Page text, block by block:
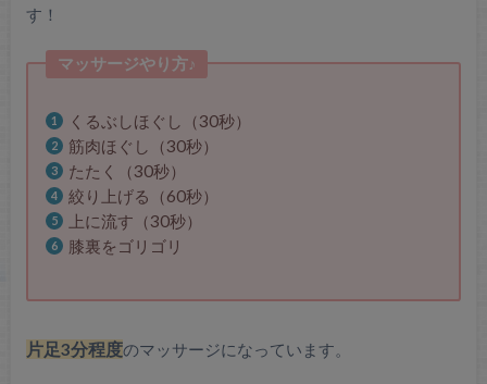
す！
マッサージやり方♪
くるぶしほぐし（30秒）
筋肉ほぐし（30秒）
たたく（30秒）
絞り上げる（60秒）
上に流す（30秒）
膝裏をゴリゴリ
片足3分程度のマッサージになっています。